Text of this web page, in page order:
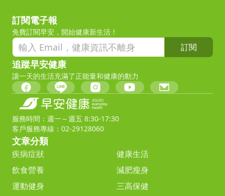
訂閱電子報
免費訂閱早安，開始健康新生活！
訂閱
追蹤早安健康
讓一天的生活充滿了正能量和健康的動力
服務時間：週一～週五 8:30-17:30
客戶服務專線：02-29128060
文章分類
疾病症狀
健康生活
飲食營養
減肥瘦身
運動健身
三高保健